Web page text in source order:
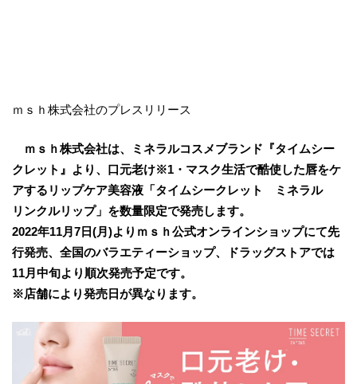
ｍｓｈ株式会社のプレスリリース
ｍｓｈ株式会社は、ミネラルコスメブランド『タイムシー
クレット』より、口元老け※1・マスク生活で酷使した唇をケ
アするリップケア美容液「タイムシークレット ミネラル
リンクルリップ」を数量限定で発売します。
2022年11月7日(月)よりｍｓｈ公式オンラインショップにて先
行発売、全国のバラエティーショップ、ドラッグストアでは
11月中旬より順次発売予定です。
※店舗により発売日が異なります。